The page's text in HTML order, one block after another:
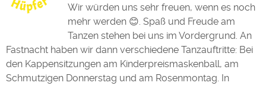
Wir würden uns sehr freuen, wenn es noch
mehr werden 😊. Spaß und Freude am
Tanzen stehen bei uns im Vordergrund. An
Fastnacht haben wir dann verschiedene Tanzauftritte: Bei
den Kappensitzungen am Kinderpreismaskenball, am
Schmutzigen Donnerstag und am Rosenmontag. In